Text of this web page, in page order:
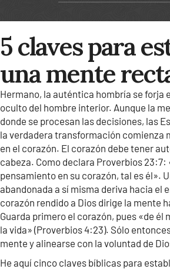
5 claves para
una mente
Hermano, la auténtica hombría se forja
oculto del hombre interior. Aunque la
donde se procesan las decisiones, las
la verdadera transformación comienza
en el corazón. El corazón debe tener
cabeza. Como declara Proverbios 23:7:
pensamiento en su corazón, tal es él».
abandonada a sí misma deriva hacia el
corazón rendido a Dios dirige la mente
Guarda primero el corazón, pues «de él
la vida» (Proverbios 4:23). Sólo
mente y alinearse con la voluntad de
He aquí cinco claves bíblicas para